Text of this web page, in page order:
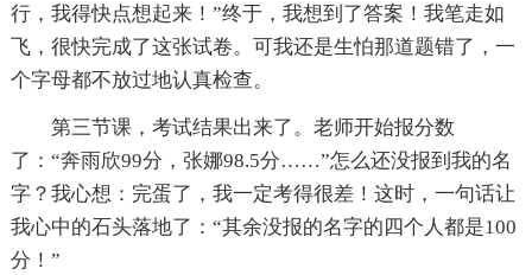
行，我得快点想起来！”终于，我想到了答案！我笔走如
飞，很快完成了这张试卷。可我还是生怕那道题错了，一
个字母都不放过地认真检查。
第三节课，考试结果出来了。老师开始报分数
了：“奔雨欣99分，张娜98.5分……”怎么还没报到我的名
字？我心想：完蛋了，我一定考得很差！这时，一句话让
我心中的石头落地了：“其余没报的名字的四个人都是100
分！”